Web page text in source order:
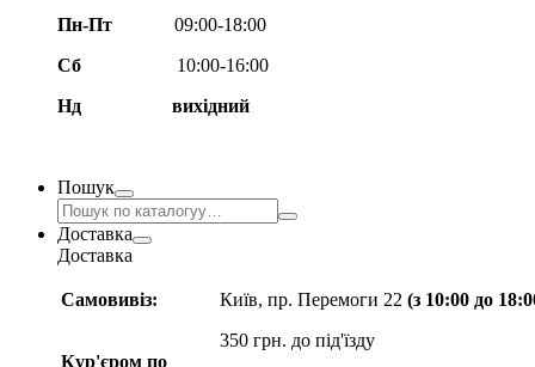
Пн-Пт
09:00-18:00
Сб
10:00-16:00
Нд вихідний
Пошук
Доставка
Доставка
Самовивіз:
Кур'єром по
Київ, пр. Перемоги 22 (з 10:00 до
350 грн. до під'їзду